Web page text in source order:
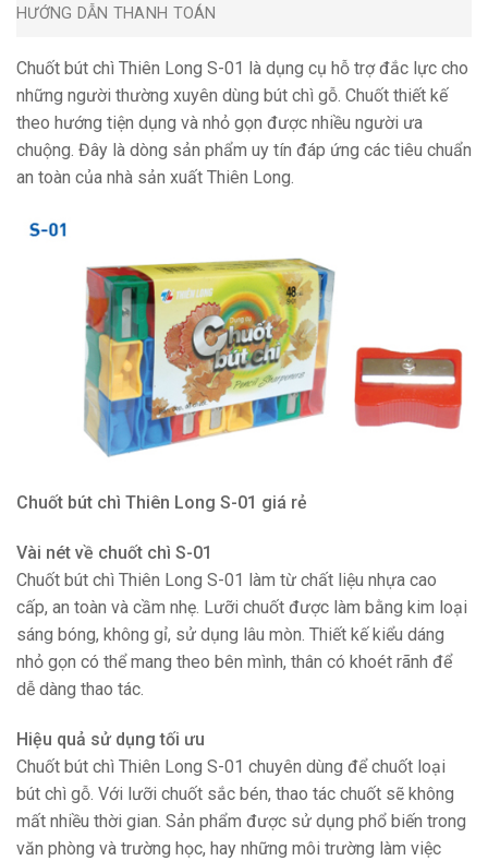
HƯỚNG DẪN THANH TOÁN
Chuốt bút chì Thiên Long S-01 là dụng cụ hỗ trợ đắc lực cho
những người thường xuyên dùng bút chì gỗ. Chuốt thiết kế
theo hướng tiện dụng và nhỏ gọn được nhiều người ưa
chuộng. Đây là dòng sản phẩm uy tín đáp ứng các tiêu chuẩn
an toàn của nhà sản xuất Thiên Long.
Chuốt bút chì Thiên Long S-01 giá rẻ
Vài nét về chuốt chì S-01
Chuốt bút chì Thiên Long S-01 làm từ chất liệu nhựa cao
cấp, an toàn và cầm nhẹ. Lưỡi chuốt được làm bằng kim loại
sáng bóng, không gỉ, sử dụng lâu mòn. Thiết kế kiểu dáng
nhỏ gọn có thể mang theo bên mình, thân có khoét rãnh để
dễ dàng thao tác.
Hiệu quả sử dụng tối ưu
Chuốt bút chì Thiên Long S-01 chuyên dùng để chuốt loại
bút chì gỗ. Với lưỡi chuốt sắc bén, thao tác chuốt sẽ không
mất nhiều thời gian. Sản phẩm được sử dụng phổ biến trong
văn phòng và trường học, hay những môi trường làm việc